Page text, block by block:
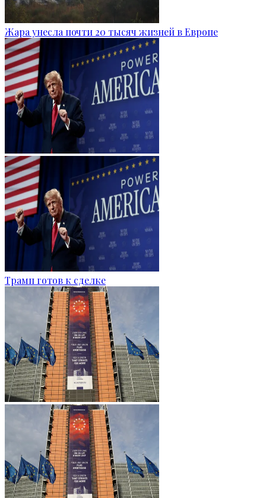
Жара унесла почти 20 тысяч жизней в Европе
Трамп готов к сделке